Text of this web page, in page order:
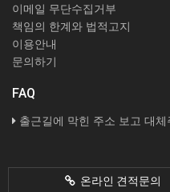
이메일 무단수집거부
책임의 한계와 법적고지
이용안내
문의하기
FAQ
출근길에 막힌 주소 보고 대
온라인 견적문의